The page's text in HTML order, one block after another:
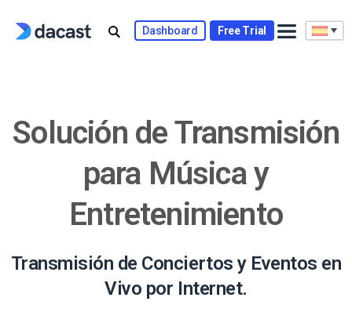
Dashboard Free Trial
Solución de Transmisión
para Música y
Entretenimiento
Transmisión de Conciertos y Eventos en
Vivo por Internet.